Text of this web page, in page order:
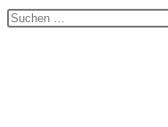
Zum
Diese